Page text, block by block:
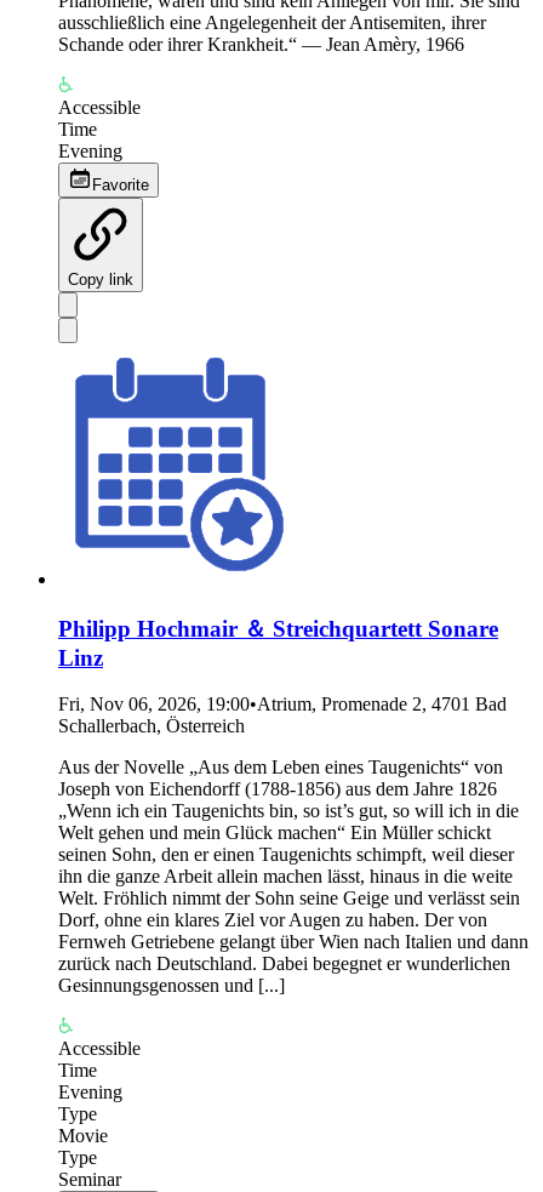
ausschließlich eine Angelegenheit der Antisemiten, ihrer
Schande oder ihrer Krankheit.“ — Jean Amèry, 1966
Accessible
Time
Evening
Favorite
Copy link
Philipp Hochmair ＆ Streichquartett Sonare
Linz
Fri, Nov 06, 2026, 19:00•Atrium, Promenade 2, 4701 Bad
Schallerbach, Österreich
Aus der Novelle „Aus dem Leben eines Taugenichts“ von
Joseph von Eichendorff (1788-1856) aus dem Jahre 1826
„Wenn ich ein Taugenichts bin, so ist’s gut, so will ich in die
Welt gehen und mein Glück machen“ Ein Müller schickt
seinen Sohn, den er einen Taugenichts schimpft, weil dieser
ihn die ganze Arbeit allein machen lässt, hinaus in die weite
Welt. Fröhlich nimmt der Sohn seine Geige und verlässt sein
Dorf, ohne ein klares Ziel vor Augen zu haben. Der von
Fernweh Getriebene gelangt über Wien nach Italien und dann
zurück nach Deutschland. Dabei begegnet er wunderlichen
Gesinnungsgenossen und [...]
Accessible
Time
Evening
Type
Movie
Type
Seminar